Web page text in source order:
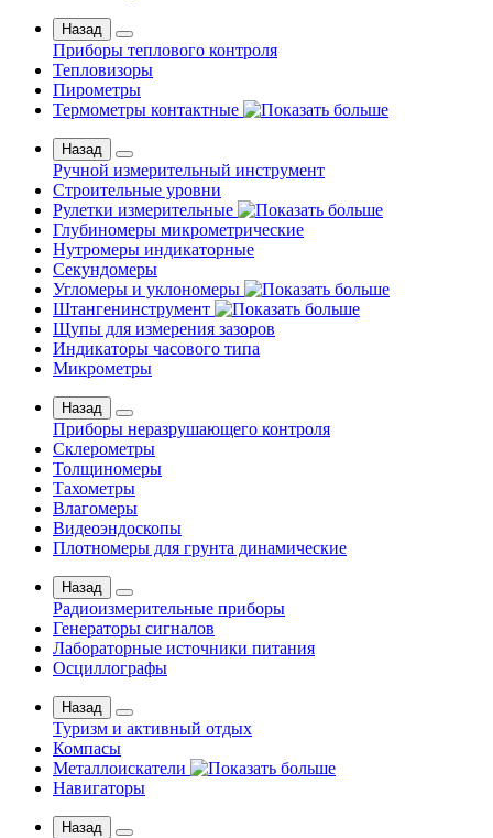
Назад
Приборы теплового контроля
Тепловизоры
Пирометры
Термометры контактные
Назад
Ручной измерительный инструмент
Строительные уровни
Рулетки измерительные
Глубиномеры микрометрические
Нутромеры индикаторные
Секундомеры
Угломеры и уклономеры
Штангенинструмент
Щупы для измерения зазоров
Индикаторы часового типа
Микрометры
Назад
Приборы неразрушающего контроля
Склерометры
Толщиномеры
Тахометры
Влагомеры
Видеоэндоскопы
Плотномеры для грунта динамические
Назад
Радиоизмерительные приборы
Генераторы сигналов
Лабораторные источники питания
Осциллографы
Назад
Туризм и активный отдых
Компасы
Металлоискатели
Навигаторы
Назад